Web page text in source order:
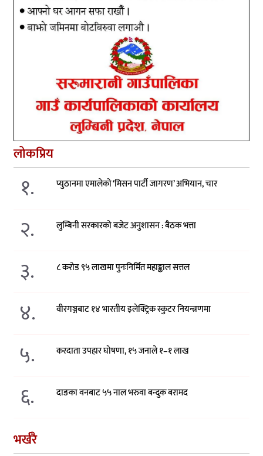
लोकप्रिय
१. प्युठानमा एमालेको ‘मिसन पार्टी जागरण’ अभियान, चार
२. लुम्बिनी सरकारको बजेट अनुशासन : बैठक भत्ता
३. ८ करोड ९५ लाखमा पुनःनिर्मित महाङ्काल सत्तल
४. वीरगञ्जबाट १४ भारतीय इलेक्ट्रिक स्कुटर नियन्त्रणमा
५. करदाता उपहार घोषणा, १५ जनाले १–१ लाख
६. दाङका वनबाट ५५ नाल भरुवा बन्दुक बरामद
भर्खरै